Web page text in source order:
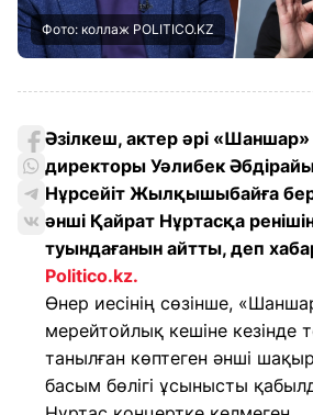
Фото: коллаж POLITICO.KZ
Әзілкеш, актер әрі
директоры Уәлибек
Нұрсейіт Жылқышыбайға
әнші Қайрат Нұртасқа
туындағанын айтты, деп
Politico.kz.
Өнер иесінің сөзінше,
мерейтойлық кешіне кезінде
танылған көптеген әнші
басым бөлігі ұсынысты